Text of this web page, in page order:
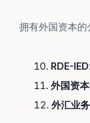
拥有外国资本的
RDE-IED
外国资
外汇业务